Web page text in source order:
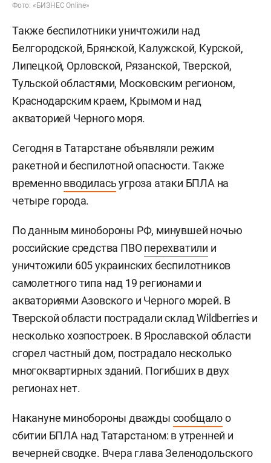
Фото: «БИЗНЕС Online»
Также беспилотники уничтожили над
Белгородской, Брянской, Калужской, Курской,
Липецкой, Орловской, Рязанской, Тверской,
Тульской областями, Московским регионом,
Краснодарским краем, Крымом и над
акваторией Черного моря.
Сегодня в Татарстане объявляли режим
ракетной и беспилотной опасности. Также
временновводиласьугроза атаки БПЛА на
четыре города.
По данным минобороны РФ, минувшей ночью
российские средства ПВОперехватили и
уничтожили 605 украинских беспилотников
самолетного типа над 19 регионами и
акваториями Азовского и Черного морей. В
Тверской области пострадали склад Wildberries и
несколько хозпостроек. В Ярославской области
сгорел частный дом, пострадало несколько
многоквартирных зданий. Погибших в двух
регионах нет.
Накануне минобороны дважды сообщалоо
сбитии БПЛА над Татарстаном: в утренней и
вечерней сводке. Вчера глава Зеленодольского